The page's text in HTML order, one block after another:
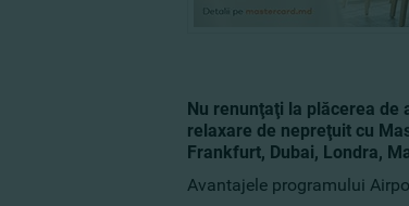
Nu renunţaţi la plăcerea de
relaxare de nepreţuit cu
Frankfurt, Dubai, Londra,
Avantajele programului